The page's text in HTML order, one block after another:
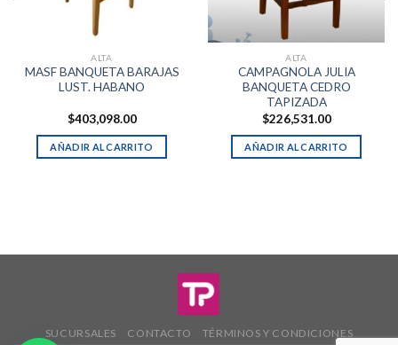
ALTA
MASF BANQUETA BARAJAS
LUST. HABANO
$403,098.00
AÑADIR AL CARRITO
ALTA
CAMPAGNOLA JULIA
BANQUETA CEDRO
TAPIZADA
$226,531.00
AÑADIR AL CARRITO
SUCURSALES CONTACTO TÉRMINOS Y CONDICIONES